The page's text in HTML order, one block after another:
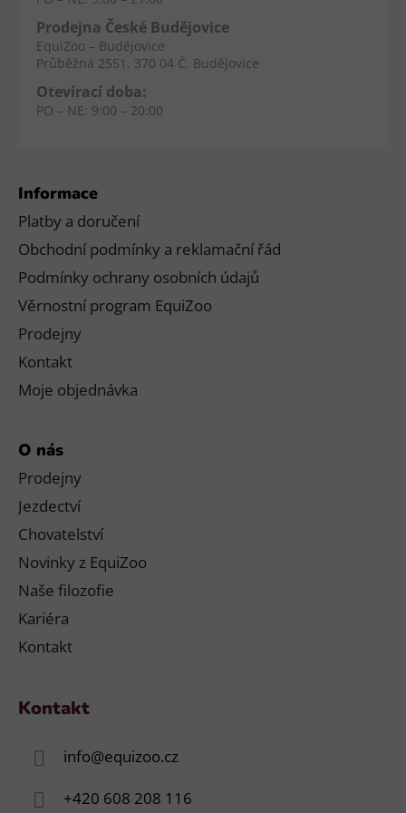
Informace
Platby a doručení
Obchodní podmínky a reklamační řád
Podmínky ochrany osobních údajů
Věrnostní program EquiZoo
Prodejny
Kontakt
Moje objednávka
O nás
Prodejny
Jezdectví
Chovatelství
Novinky z EquiZoo
Naše filozofie
Kariéra
Kontakt
Kontakt
info@equizoo.cz
+420 608 208 116
Prodejna České Budějovice
EquiZoo – Budějovice
Průběžná 2551, 370 04 Č. Budějovice
Otevírací doba:
PO – NE: 9:00 – 20:00